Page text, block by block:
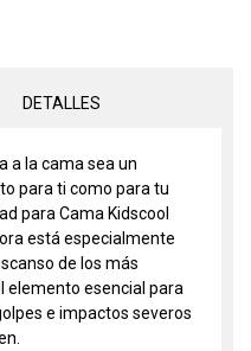
DETALLES
a la cama sea un
para ti como para tu
para Cama Kidscool
está especialmente
de los más
elemento esencial para
e impactos severos